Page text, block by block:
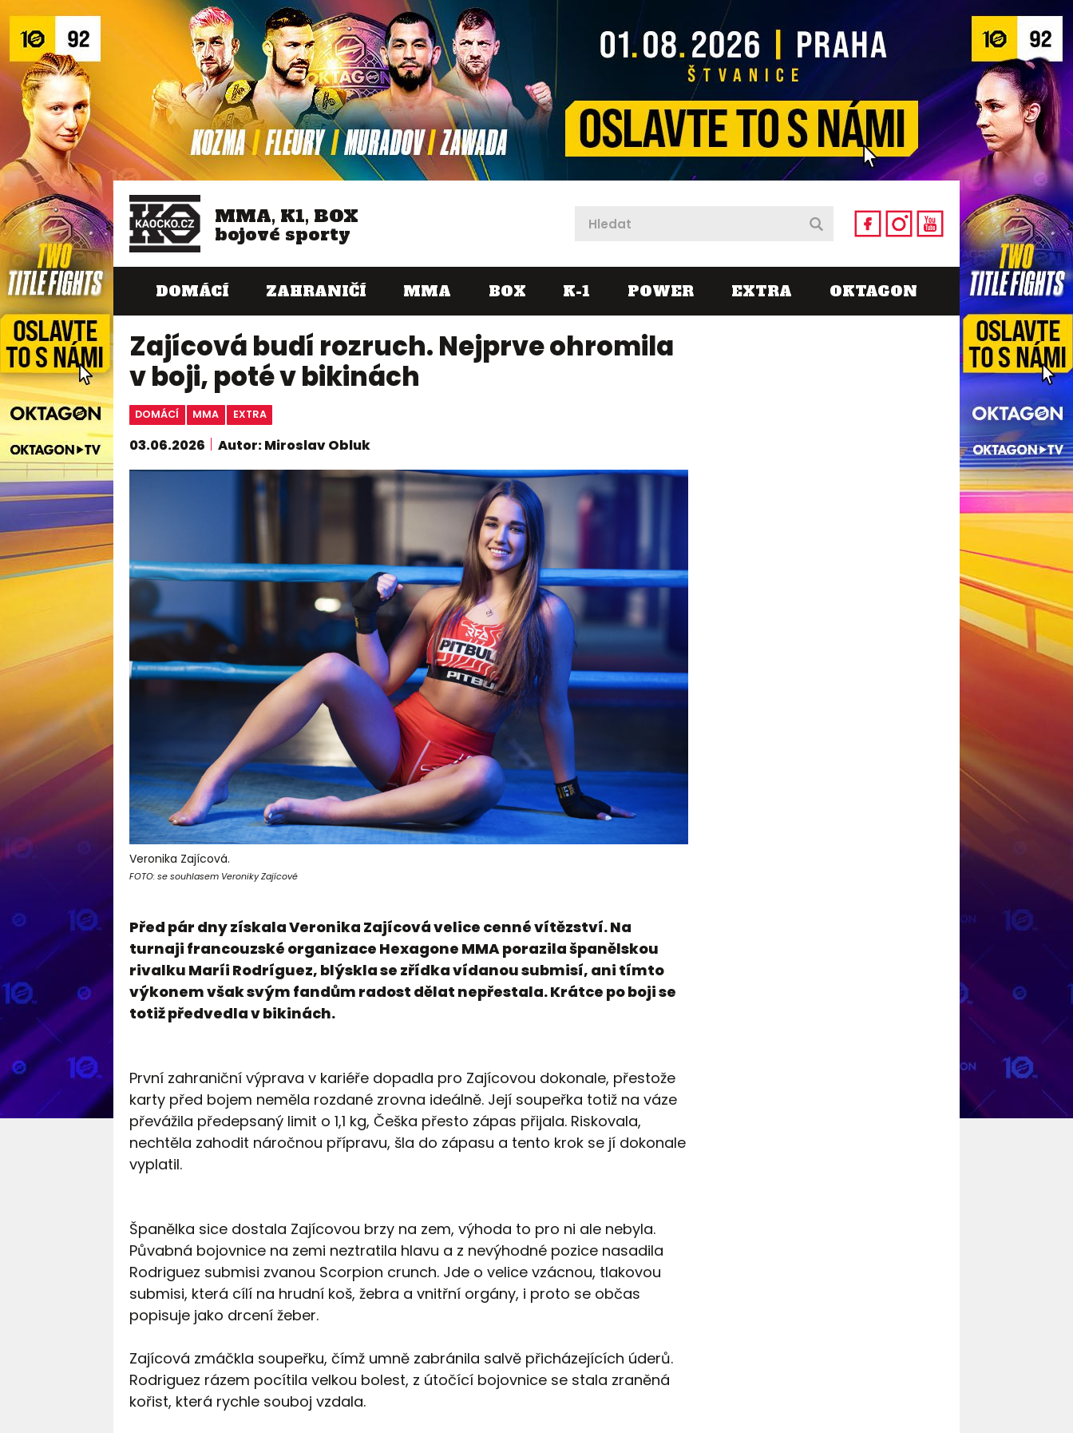
MMA, K1, BOX
bojové sporty
DOMÁCÍ ZAHRANIČÍ MMA BOX K-1 POWER EXTRA OKTAGON
Zajícová budí rozruch. Nejprve ohromila
v boji, poté v bikinách
DOMÁCÍ MMA EXTRA
03.06.2026 Autor: Miroslav Obluk
Veronika Zajícová.
FOTO: se souhlasem Veroniky Zajícové
Před pár dny získala Veronika Zajícová velice cenné vítězství. Na
turnaji francouzské organizace Hexagone MMA porazila španělskou
rivalku Maríi Rodríguez, blýskla se zřídka vídanou submisí, ani tímto
výkonem však svým fandům radost dělat nepřestala. Krátce po boji se
totiž předvedla v bikinách.
První zahraniční výprava v kariéře dopadla pro Zajícovou dokonale, přestože
karty před bojem neměla rozdané zrovna ideálně. Její soupeřka totiž na váze
převážila předepsaný limit o 1,1 kg, Češka přesto zápas přijala. Riskovala,
nechtěla zahodit náročnou přípravu, šla do zápasu a tento krok se jí dokonale
vyplatil.
Španělka sice dostala Zajícovou brzy na zem, výhoda to pro ni ale nebyla.
Půvabná bojovnice na zemi neztratila hlavu a z nevýhodné pozice nasadila
Rodriguez submisi zvanou Scorpion crunch. Jde o velice vzácnou, tlakovou
submisi, která cílí na hrudní koš, žebra a vnitřní orgány, i proto se občas
popisuje jako drcení žeber.
Zajícová zmáčkla soupeřku, čímž umně zabránila salvě přicházejících úderů.
Rodriguez rázem pocítila velkou bolest, z útočící bojovnice se stala zraněná
kořist, která rychle souboj vzdala.